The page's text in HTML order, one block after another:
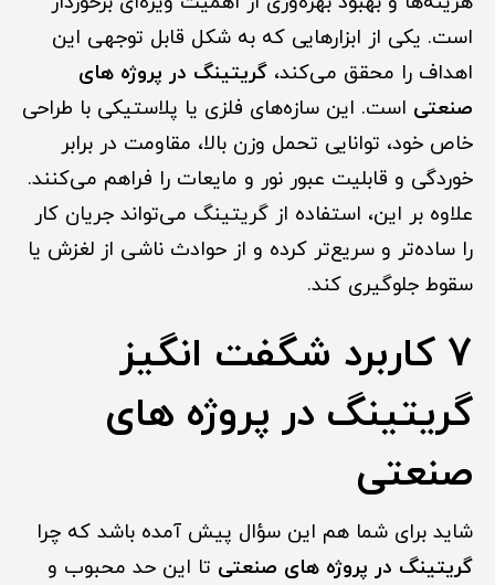
است. یکی از ابزارهایی که به شکل قابل توجهی این
اهداف را محقق می‌کند، گریتینگ در پروژه های
صنعتی است. این سازه‌های فلزی یا پلاستیکی با طراحی
خاص خود، توانایی تحمل وزن بالا، مقاومت در برابر
خوردگی و قابلیت عبور نور و مایعات را فراهم می‌کنند.
علاوه بر این، استفاده از گریتینگ می‌تواند جریان کار
را ساده‌تر و سریع‌تر کرده و از حوادث ناشی از لغزش یا
سقوط جلوگیری کند.
7 کاربرد شگفت انگیز
گریتینگ در پروژه های
صنعتی
شاید برای شما هم این سؤال پیش آمده باشد که چرا
گریتینگ در پروژه های صنعتی تا این حد محبوب و